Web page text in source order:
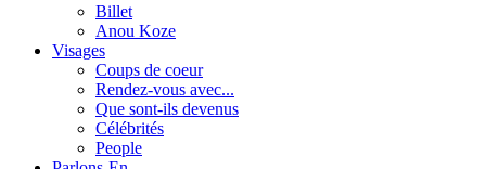
Billet
Anou Koze
Visages
Coups de coeur
Rendez-vous avec...
Que sont-ils devenus
Célébrités
People